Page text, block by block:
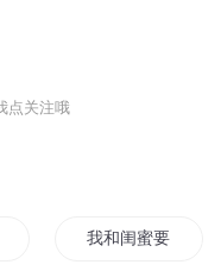
点关注哦
我 我和闺蜜要上战神